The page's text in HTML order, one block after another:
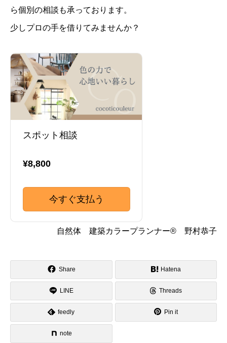
ら個別の相談も承っております。
少しプロの手を借りてみませんか？
スポット相談
¥8,800
今すぐ支払う
自然体 建築カラープランナー® 野村恭子
Share Hatena
LINE Threads
feedly Pin it
note